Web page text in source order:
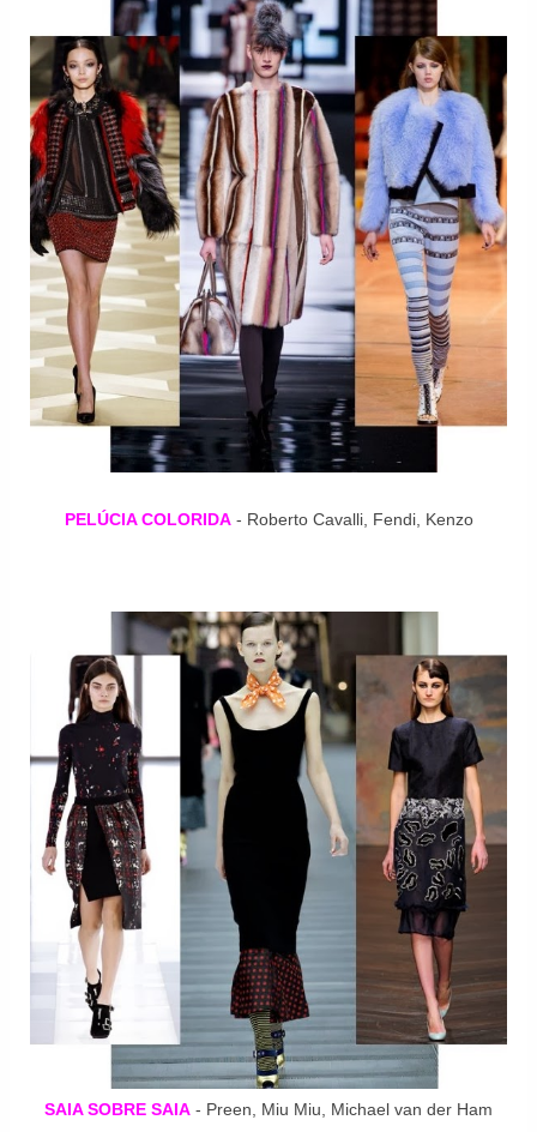
PELÚCIA COLORIDA- Roberto Cavalli, Fendi, Kenzo
SAIA SOBRE SAIA - Preen, Miu Miu, Michael van der Ham